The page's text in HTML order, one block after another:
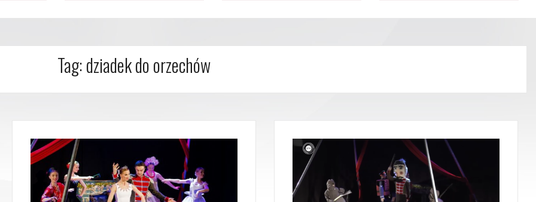
Tag:dziadek do orzechów